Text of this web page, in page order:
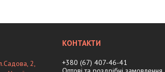
2,
+380 (67) 407-46-41